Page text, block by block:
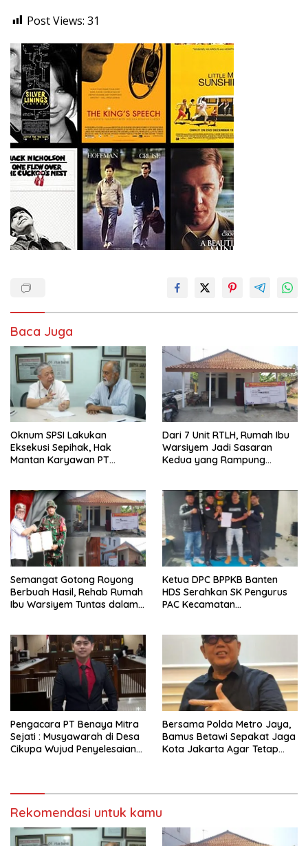
Post Views: 31
Baca Juga
Oknum SPSI Lakukan
Eksekusi Sepihak, Hak
Mantan Karyawan PT
Dari 7 Unit RTLH, Rumah Ibu
Warsiyem Jadi Sasaran
Kedua yang Rampung
Cirebon
Semangat Gotong Royong
Berbuah Hasil, Rehab Rumah
Ibu Warsiyem Tuntas dalam
Cirebon
Ketua DPC BPPKB Banten
HDS Serahkan SK Pengurus
PAC Kecamatan
Pengacara PT Benaya Mitra
Sejati : Musyawarah di Desa
Cikupa Wujud Penyelesaian
Bersama Polda Metro Jaya,
Bamus Betawi Sepakat Jaga
Kota Jakarta Agar Tetap
Rekomendasi untuk kamu